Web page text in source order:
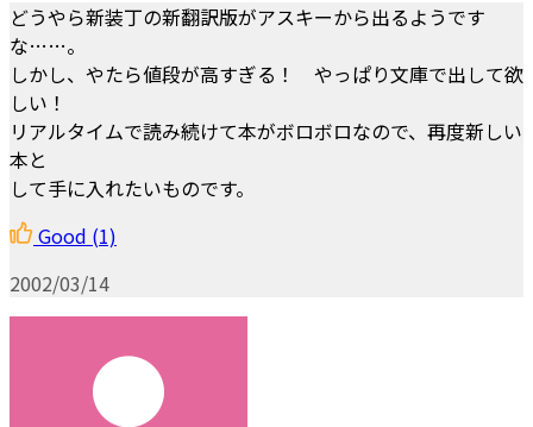
どうやら新装丁の新翻訳版がアスキーから出るようです
な……。
しかし、やたら値段が高すぎる！ やっぱり文庫で出して欲
しい！
リアルタイムで読み続けて本がボロボロなので、再度新しい
本と
して手に入れたいものです。
Good (1)
2002/03/14